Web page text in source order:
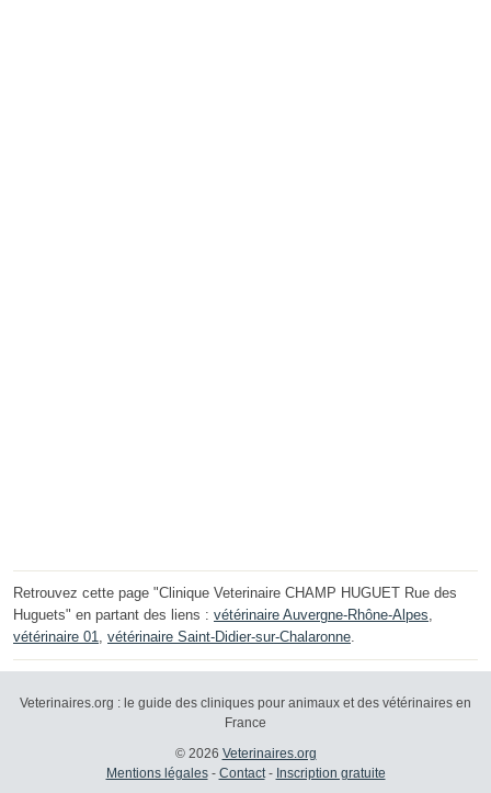
Retrouvez cette page "Clinique Veterinaire CHAMP HUGUET Rue des
Huguets" en partant des liens : vétérinaire Auvergne-Rhône-Alpes,
vétérinaire 01, vétérinaire Saint-Didier-sur-Chalaronne.
Veterinaires.org : le guide des cliniques pour animaux et des vétérinaires en
France
© 2026 Veterinaires.org
Mentions légales- Contact- Inscription gratuite